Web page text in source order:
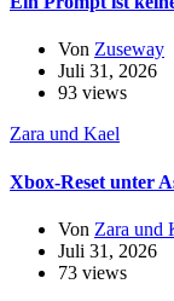
Von Zuseway
Juli 31, 2026
93 views
Zara und Kael
Xbox-Reset unter
Von Zara und
Juli 31, 2026
73 views